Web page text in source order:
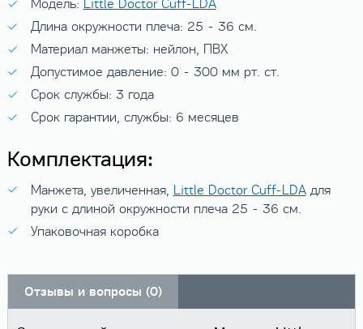
Модель: Little Doctor Cuff-LDA
Длина окружности плеча: 25 - 36 см.
Материал манжеты: нейлон, ПВХ
Допустимое давление: 0 - 300 мм рт. ст.
Срок службы: 3 года
Срок гарантии, службы: 6 месяцев
Комплектация:
Манжета, увеличенная, Little Doctor Cuff-LDAдля
руки с длиной окружности плеча 25 - 36 см.
Упаковочная коробка
Отзывы и вопросы (0)